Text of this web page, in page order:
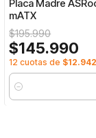
Placa Madre
mATX
$195.990
$145.990
12 cuotas de $12.942
Cantidad